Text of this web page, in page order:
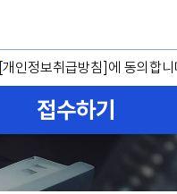
[개인정보취급방침] 에 동의합
접수하기